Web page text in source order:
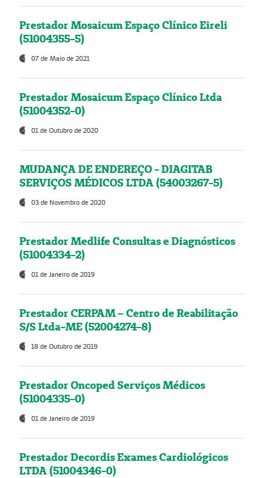
Prestador Mosaicum Espaço Clínico Eireli
(51004355-5)
07 de Maio de 2021
Prestador Mosaicum Espaço Clínico Ltda
(51004352-0)
01 de Outubro de 2020
MUDANÇA DE ENDEREÇO - DIAGITAB
SERVIÇOS MÉDICOS LTDA (54003267-5)
03 de Novembro de 2020
Prestador Medlife Consultas e Diagnósticos
(51004334-2)
01 de Janeiro de 2019
Prestador CERPAM – Centro de Reabilitação
S/S Ltda-ME (52004274-8)
18 de Outubro de 2019
Prestador Oncoped Serviços Médicos
(51004335-0)
01 de Janeiro de 2019
Prestador Decordis Exames Cardiológicos
LTDA (51004346-0)